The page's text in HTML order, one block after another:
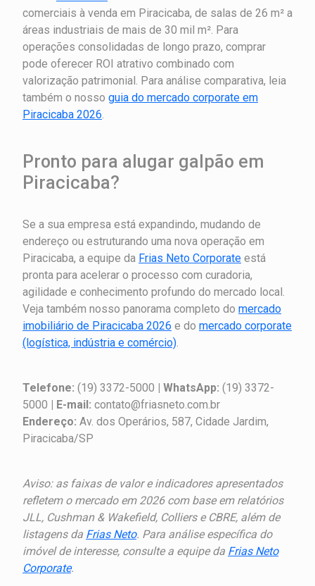
comerciais à venda em Piracicaba, de salas de 26 m² a
áreas industriais de mais de 30 mil m². Para
operações consolidadas de longo prazo, comprar
pode oferecer ROI atrativo combinado com
valorização patrimonial. Para análise comparativa, leia
também o nosso guia do mercado corporate em
Piracicaba 2026.
Pronto para alugar galpão em
Piracicaba?
Se a sua empresa está expandindo, mudando de
endereço ou estruturando uma nova operação em
Piracicaba, a equipe da Frias Neto Corporate está
pronta para acelerar o processo com curadoria,
agilidade e conhecimento profundo do mercado local.
Veja também nosso panorama completo do mercado
imobiliário de Piracicaba 2026 e do mercado corporate
(logística, indústria e comércio).
Telefone: (19) 3372-5000 | WhatsApp: (19) 3372-
5000 | E-mail: contato@friasneto.com.br
Endereço: Av. dos Operários, 587, Cidade Jardim,
Piracicaba/SP
Aviso: as faixas de valor e indicadores apresentados
refletem o mercado em 2026 com base em relatórios
JLL, Cushman & Wakefield, Colliers e CBRE, além de
listagens da Frias Neto. Para análise específica do
imóvel de interesse, consulte a equipe da Frias Neto
Corporate.